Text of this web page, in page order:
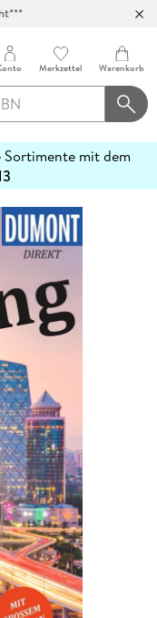
Merkzettel Warenkorb
mit dem